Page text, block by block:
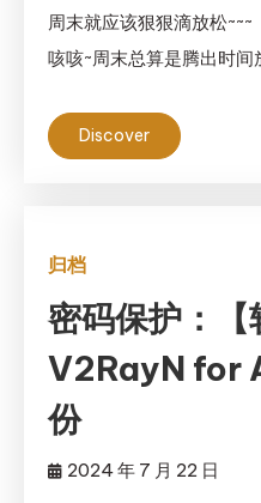
周末就应该狠狠滴放松
咳咳~周末总算是腾出时
Discover
归档
密码保护：【
V2RayN for
份
2024 年 7 月 22 日